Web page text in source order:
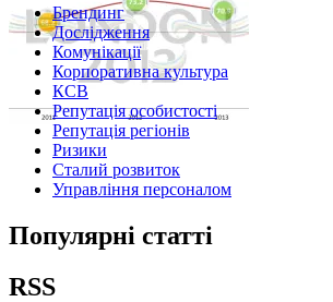
Брендинг
Дослідження
Комунікації
Корпоративна культура
КСВ
Репутація особистості
Репутація регіонів
Ризики
Сталий розвиток
Управління персоналом
Популярні статті
RSS